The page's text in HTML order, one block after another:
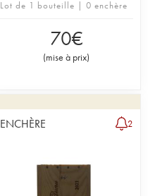
Lot de 1 bouteille | 0 enchère
70€
(mise à prix)
ENCHÈRE 2